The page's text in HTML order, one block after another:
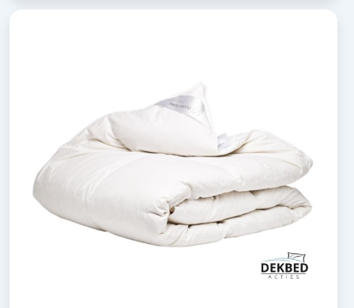
Mindere kwaliteit dan ganzendons